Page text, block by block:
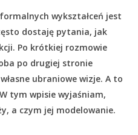
wykształceń jest
dostaję pytania, jak
Po krótkiej rozmowie
po drugiej stronie
ubraniowe wizje. A to
tym wpisie wyjaśniam,
a czym jej modelowanie.